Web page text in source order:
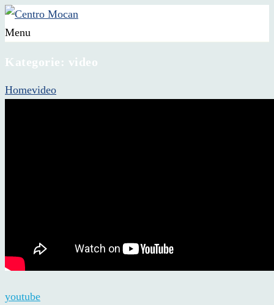
Menu
Kategorie: video
Homevideo
youtube